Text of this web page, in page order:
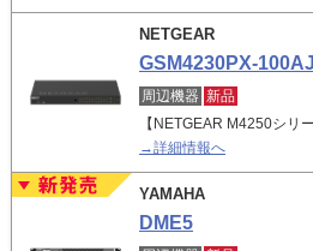
NETGEAR
GSM4230PX-
周辺機器 新品
【NETGEAR M4250シリ
→詳細情報へ
YAMAHA
DME5